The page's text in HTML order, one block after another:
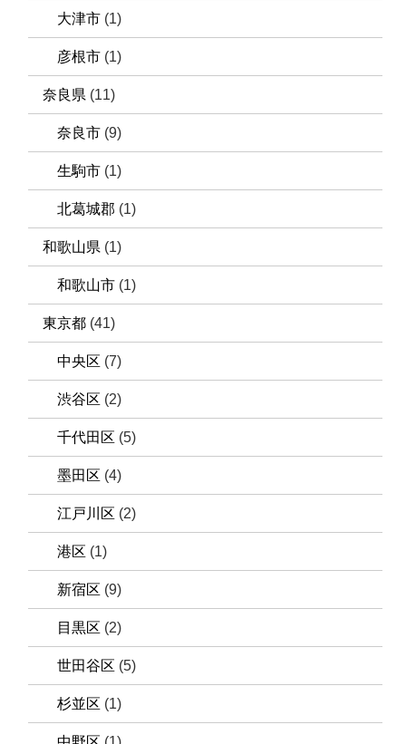
大津市 (1)
彦根市 (1)
奈良県 (11)
奈良市 (9)
生駒市 (1)
北葛城郡 (1)
和歌山県 (1)
和歌山市 (1)
東京都 (41)
中央区 (7)
渋谷区 (2)
千代田区 (5)
墨田区 (4)
江戸川区 (2)
港区 (1)
新宿区 (9)
目黒区 (2)
世田谷区 (5)
杉並区 (1)